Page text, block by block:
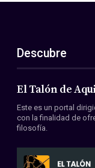
ES
EN
Acerca de
Miembros
Convenios
Descubre
El Talón de
Este es un portal
con la finalidad de
filosofía.